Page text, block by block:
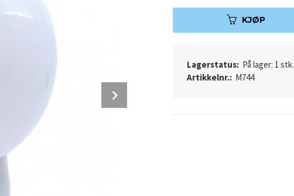
KJØP
Lagerstatus: På lager: 1 stk.
Artikkelnr.: M744